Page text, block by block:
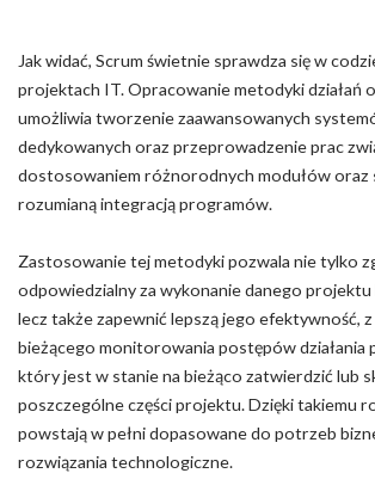
Jak widać, Scrum świetnie sprawdza się w
projektach IT. Opracowanie metodyki działań
umożliwia tworzenie zaawansowanych
dedykowanych oraz przeprowadzenie prac
dostosowaniem różnorodnych modułów oraz
rozumianą integracją programów.
Zastosowanie tej metodyki pozwala nie tylko
odpowiedzialny za wykonanie danego
lecz także zapewnić lepszą jego efektywność,
bieżącego monitorowania postępów działania
który jest w stanie na bieżąco zatwierdzić lub
poszczególne części projektu. Dzięki takiemu
powstają w pełni dopasowane do potrzeb
rozwiązania technologiczne.